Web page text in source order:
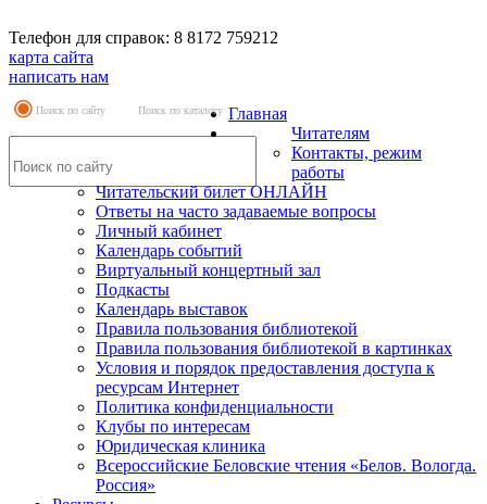
Телефон для справок: 8 8172 759212
карта сайта
написать нам
Поиск по сайту Поиск по каталогу Главная
Читателям
Контакты, режим
работы
Читательский билет ОНЛАЙН
Ответы на часто задаваемые вопросы
Личный кабинет
Календарь событий
Виртуальный концертный зал
Подкасты
Календарь выставок
Правила пользования библиотекой
Правила пользования библиотекой в картинках
Условия и порядок предоставления доступа к
ресурсам Интернет
Политика конфиденциальности
Клубы по интересам
Юридическая клиника
Всероссийские Беловские чтения «Белов. Вологда.
Россия»